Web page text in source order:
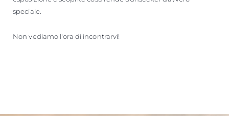
speciale.
Non vediamo l'ora di incontrarvi!